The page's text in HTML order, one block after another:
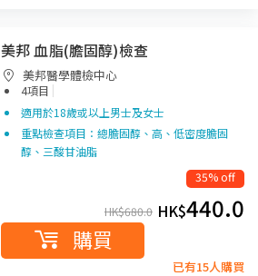
美邦 血脂(膽固醇)檢查
美邦醫學體檢中心
4項目 |
適用於18歲或以上男士及女士
重點檢查項目：總膽固醇、高、低密度膽固
醇、三酸甘油脂
35% off
HK$680.0 HK$440.0
購買
已有15人購買